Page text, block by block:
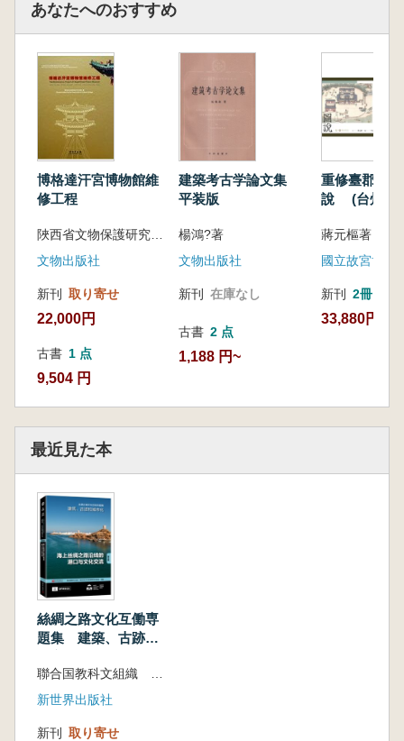
あなたへのおすすめ
博格達汗宮博物館維
修工程
文物出版社
新刊 取り寄せ
22,000円
古書 1 点
9,504 円
建築考古学論文集
平装版
楊鴻?著
文物出版社
新刊 在庫なし
古書 2 点
1,188 円~
重修臺郡各
說 (台州建
蔣元樞著 李
國立故宮博物
新刊 2冊
33,880円
最近見た本
絲綢之路文化互働専
題集 建築、古跡和
上絲綢之路沿線的港
口与文化交流
新世界出版社
新刊 取り寄せ